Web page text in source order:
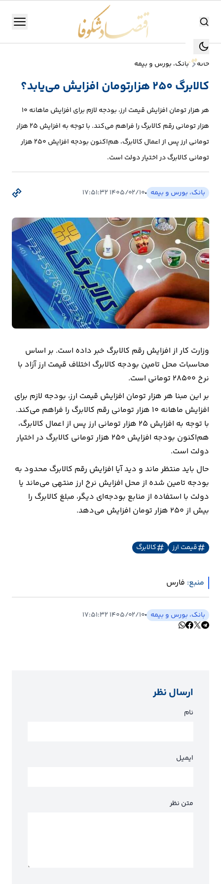
جستجو جستجو
منو
تولید
و
انرژی
بانک،
بورس
و
بیمه
اقتصاد
جهان
بازار
تجارت
کشاورزی
راه
مسکن
اقتصاد
ایران
ارتباطات
خودرو
عمومی
نوتیف
شناور
خانه بانک، بورس و بیمه
کالابرگ ۲۵۰ هزارتومان افزایش می‌یابد؟
هر هزار تومان افزایش قیمت ارز، بودجه لازم برای افزایش ماهانه ۱۰
هزار تومانی رقم کالابرگ را فراهم می‌کند. با توجه به افزایش ۲۵ هزار
تومانی ارز پس از اعمال کالابرگ، هم‌اکنون بودجه افزایش ۲۵۰ هزار
تومانی کالابرگ در اختیار دولت است.
بانک، بورس و بیمه ۱۴۰۵/۰۲/۱۰ ۱۷:۵۱:۳۲
وزارت کار از افزایش رقم کالابرگ خبر داده است. بر اساس
محاسبات محل تامین بودجه کالابرگ اختلاف قیمت ارز آزاد با
نرخ ۲۸۵۰۰ تومانی است.
بر این مبنا هر هزار تومان افزایش قیمت ارز، بودجه لازم برای
افزایش ماهانه ۱۰ هزار تومانی رقم کالابرگ را فراهم می‌کند.
با توجه به افزایش ۲۵ هزار تومانی ارز پس از اعمال کالابرگ،
هم‌اکنون بودجه افزایش ۲۵۰ هزار تومانی کالابرگ در اختیار
دولت است.
حال باید منتظر ماند و دید آیا افزایش رقم کالابرگ محدود به
بودجه تامین شده از محل افزایش نرخ ارز منتهی می‌ماند یا
دولت با استفاده از منابع بودجه‌ای دیگر، مبلغ کالابرگ را
بیش از ۲۵۰ هزار تومان افزایش می‌دهد.
قیمت ارز کالابرگ
منبع: فارس
بانک، بورس و بیمه ۱۴۰۵/۰۲/۱۰ ۱۷:۵۱:۳۲
ارسال نظر
نام
ایمیل
متن نظر